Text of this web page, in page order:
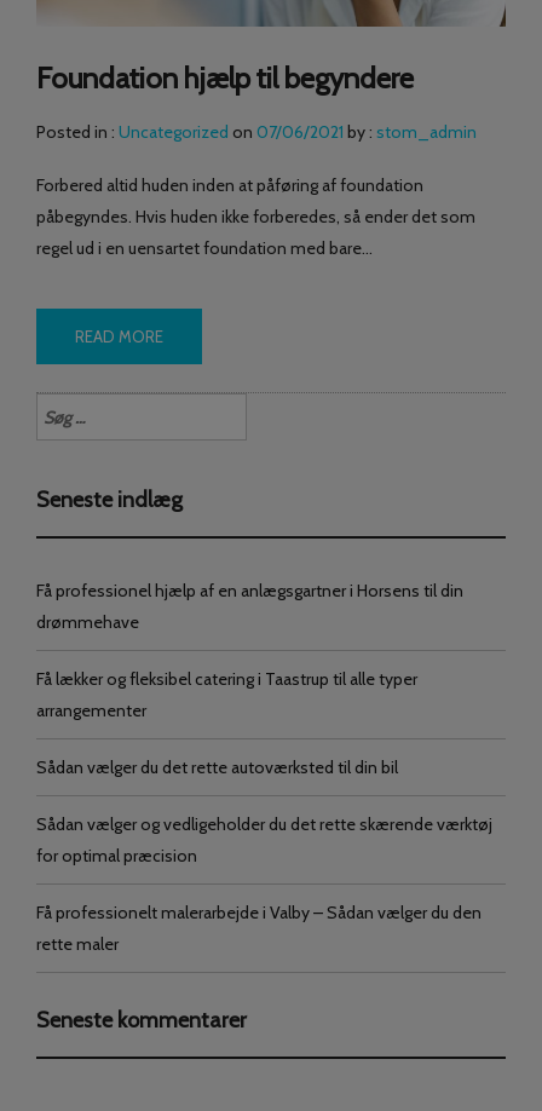
Foundation hjælp til begyndere
Posted in : Uncategorized on 07/06/2021 by : stom_admin
Forbered altid huden inden at påføring af foundation
påbegyndes. Hvis huden ikke forberedes, så ender det som
regel ud i en uensartet foundation med bare…
READ MORE
efter:
Seneste indlæg
Få professionel hjælp af en anlægsgartner i Horsens til din
drømmehave
Få lækker og fleksibel catering i Taastrup til alle typer
arrangementer
Sådan vælger du det rette autoværksted til din bil
Sådan vælger og vedligeholder du det rette skærende værktøj
for optimal præcision
Få professionelt malerarbejde i Valby – Sådan vælger du den
rette maler
Seneste kommentarer